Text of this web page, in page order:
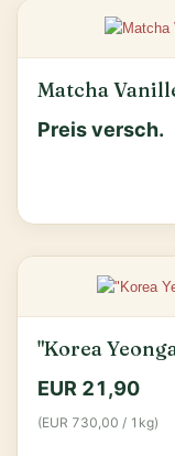
Matcha
Preis versch.
"Korea
EUR 21,90
(EUR 730,00 / 1kg)